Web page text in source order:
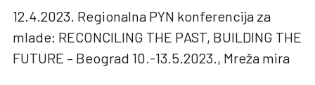
12.4.2023. Regionalna PYN konferencija za
mlade: RECONCILING THE PAST, BUILDING THE
FUTURE – Beograd 10.-13.5.2023., Mreža mira